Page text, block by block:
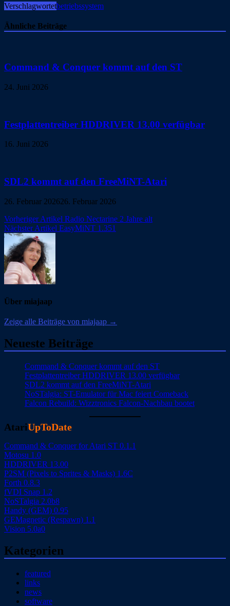
Verschlagwortetbetriebssystem
Ähnliche Beiträge
Command & Conquer kommt auf den ST
24. Juni 2026
Festplattentreiber HDDRIVER 13.00 verfügbar
16. Juni 2026
SDL2 kommt auf den FreeMiNT-Atari
26. Februar 202626. Februar 2026
Beitragsnavigation
Vorheriger Artikel Radio Nectarine 2 Jahre alt
Nächster Artikel EasyMiNT 1.351
Über miajaap
Zeige alle Beiträge von miajaap →
Neueste Beiträge
Command & Conquer kommt auf den ST
Festplattentreiber HDDRIVER 13.00 verfügbar
SDL2 kommt auf den FreeMiNT-Atari
NoSTalgia: ST-Emulator für Mac feiert Comeback
Falcon Rebuild: Wizztronics Falcon-Nachbau bootet
AtariUpToDate
Command & Conquer for Atari ST 0.1.1
Motosu 1.0
HDDRIVER 13.00
P2SM (Pixels to Sprites & Masks) 1.6C
Forth 0.8.3
fVDI Snap 1.2
NoSTalgia 2.0b8
Handy (GEM) 0.95
GEMagnetic (Respawn) 1.1
Vision 5.0a0
Kategorien
featured
links
news
software